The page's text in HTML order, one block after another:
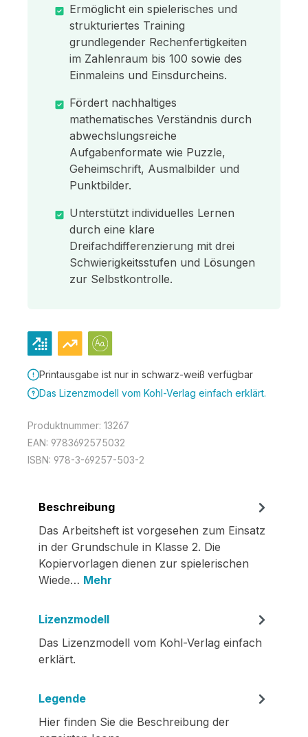
Ermöglicht ein spielerisches und
strukturiertes Training
grundlegender Rechenfertigkeiten
im Zahlenraum bis 100 sowie des
Einmaleins und Einsdurcheins.
Fördert nachhaltiges
mathematisches Verständnis durch
abwechslungsreiche
Aufgabenformate wie Puzzle,
Geheimschrift, Ausmalbilder und
Punktbilder.
Unterstützt individuelles Lernen
durch eine klare
Dreifachdifferenzierung mit drei
Schwierigkeitsstufen und Lösungen
zur Selbstkontrolle.
Printausgabe ist nur in schwarz-weiß verfügbar
Das Lizenzmodell vom Kohl-Verlag einfach erklärt.
Produktnummer: 13267
EAN: 9783692575032
ISBN: 978-3-69257-503-2
Beschreibung
Das Arbeitsheft ist vorgesehen zum Einsatz
in der Grundschule in Klasse 2. Die
Kopiervorlagen dienen zur spielerischen
Wiede… Mehr
Lizenzmodell
Das Lizenzmodell vom Kohl-Verlag einfach
erklärt.
Legende
Hier finden Sie die Beschreibung der